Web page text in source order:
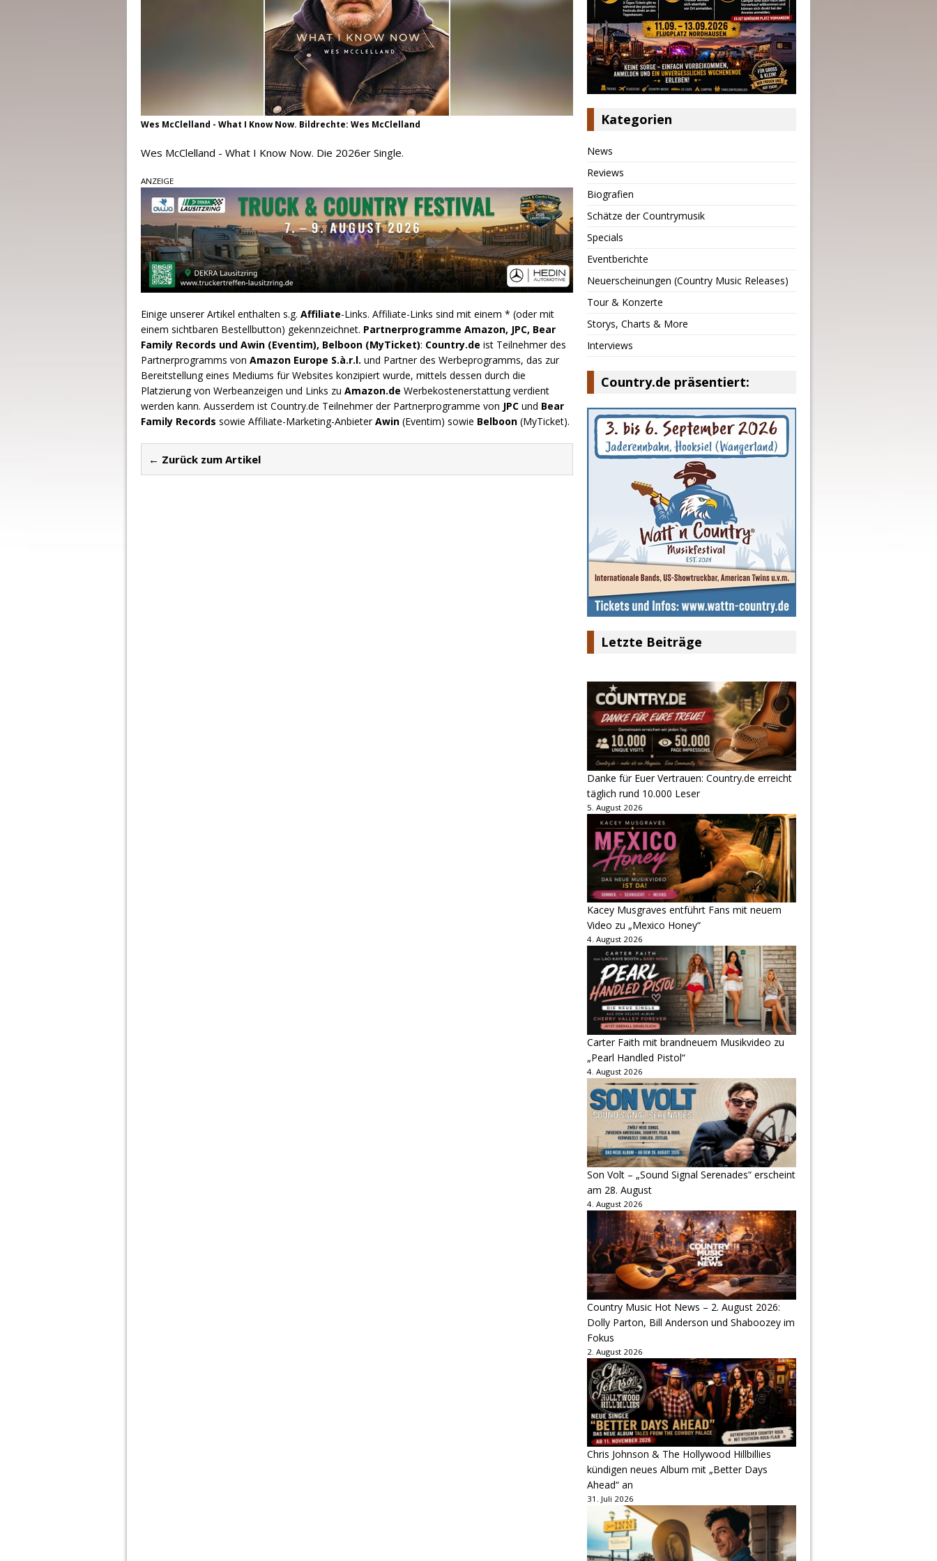
Wes McClelland - What I Know Now. Bildrechte: Wes McClelland
Wes McClelland - What I Know Now. Die 2026er Single.
ANZEIGE
Einige unserer Artikel enthalten s.g. Affiliate-Links. Affiliate-Links sind mit einem * (oder mit
einem sichtbaren Bestellbutton) gekennzeichnet. Partnerprogramme Amazon, JPC, Bear
Family Records und Awin (Eventim), Belboon (MyTicket): Country.de ist Teilnehmer des
Partnerprogramms von Amazon Europe S.à.r.l. und Partner des Werbeprogramms, das zur
Bereitstellung eines Mediums für Websites konzipiert wurde, mittels dessen durch die
Platzierung von Werbeanzeigen und Links zu Amazon.de Werbekostenerstattung verdient
werden kann. Ausserdem ist Country.de Teilnehmer der Partnerprogramme von JPC und Bear
Family Records sowie Affiliate-Marketing-AnbieterAwin (Eventim) sowie Belboon (MyTicket).
← Zurück zum Artikel
Kategorien
News
Reviews
Biografien
Schätze der Countrymusik
Specials
Eventberichte
Neuerscheinungen (Country Music Releases)
Tour & Konzerte
Storys, Charts & More
Interviews
Country.de präsentiert:
Letzte Beiträge
Danke für Euer Vertrauen: Country.de erreicht
täglich rund 10.000 Leser
5. August 2026
Kacey Musgraves entführt Fans mit neuem
Video zu „Mexico Honey“
4. August 2026
Carter Faith mit brandneuem Musikvideo zu
„Pearl Handled Pistol“
4. August 2026
Son Volt – „Sound Signal Serenades“ erscheint
am 28. August
4. August 2026
Country Music Hot News – 2. August 2026:
Dolly Parton, Bill Anderson und Shaboozey im
Fokus
2. August 2026
Chris Johnson & The Hollywood Hillbillies
kündigen neues Album mit „Better Days
Ahead“ an
31. Juli 2026